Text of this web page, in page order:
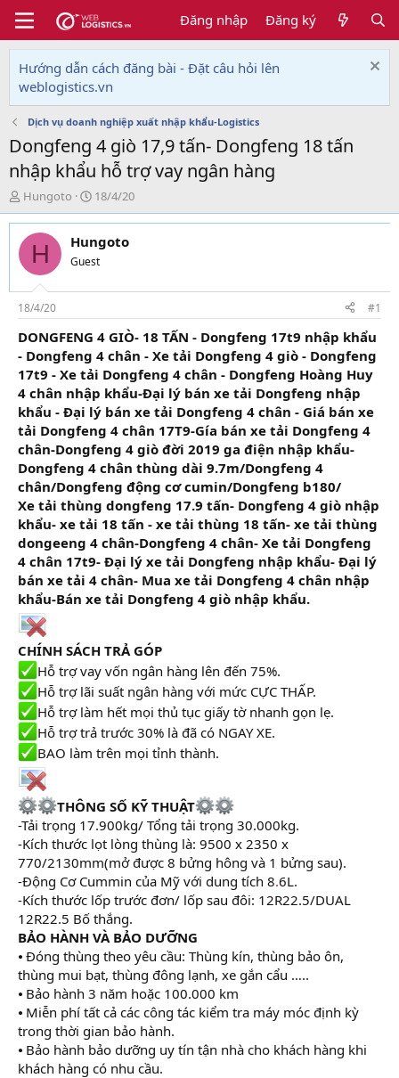
Đăng nhập Đăng ký
Hướng dẫn cách đăng bài - Đặt câu hỏi lên
weblogistics.vn
Dịch vụ doanh nghiệp xuất nhập khẩu-Logistics
Dongfeng 4 giò 17,9 tấn- Dongfeng 18 tấn
nhập khẩu hỗ trợ vay ngân hàng
T
h
r
e
d
s
t
a
r
e
r
Hungoto
N
g
à
y
g
i
18/4/20
H Hungoto
Guest
18/4/20 #1
DONGFENG 4 GIÒ- 18 TẤN - Dongfeng 17t9 nhập khẩu
- Dongfeng 4 chân - Xe tải Dongfeng 4 giò - Dongfeng
17t9 - Xe tải Dongfeng 4 chân - Dongfeng Hoàng Huy
4 chân nhập khẩu-Đại lý bán xe tải Dongfeng nhập
khẩu - Đại lý bán xe tải Dongfeng 4 chân - Giá bán xe
tải Dongfeng 4 chân 17T9-Gía bán xe tải Dongfeng 4
chân-Dongfeng 4 giò đời 2019 ga điện nhập khẩu-
Dongfeng 4 chân thùng dài 9.7m/Dongfeng 4
chân/Dongfeng động cơ cumin/Dongfeng b180/
Xe tải thùng dongfeng 17.9 tấn- Dongfeng 4 giò nhập
khẩu- xe tải 18 tấn - xe tải thùng 18 tấn- xe tải thùng
dongeeng 4 chân-Dongfeng 4 chân- Xe tải Dongfeng
4 chân 17t9- Đại lý xe tải Dongfeng nhập khẩu- Đại lý
bán xe tải 4 chân- Mua xe tải Dongfeng 4 chân nhập
khẩu-Bán xe tải Dongfeng 4 giò nhập khẩu.
CHÍNH SÁCH TRẢ GÓP
Hỗ trợ vay vốn ngân hàng lên đến 75%.
Hỗ trợ lãi suất ngân hàng với mức CỰC THẤP.
Hỗ trợ làm hết mọi thủ tục giấy tờ nhanh gọn lẹ.
Hỗ trợ trả trước 30% là đã có NGAY XE.
BAO làm trên mọi tỉnh thành.
THÔNG SỐ KỸ THUẬT
-Tải trọng 17.900kg/ Tổng tải trọng 30.000kg.
-Kích thước lọt lòng thùng là: 9500 x 2350 x
770/2130mm(mở được 8 bửng hông và 1 bửng sau).
-Động Cơ Cummin của Mỹ với dung tích 8.6L.
-Kích thước lốp trước đơn/ lốp sau đôi: 12R22.5/DUAL
12R22.5 Bố thắng.
BẢO HÀNH VÀ BẢO DƯỠNG
⦁ Đóng thùng theo yêu cầu: Thùng kín, thùng bảo ôn,
thùng mui bạt, thùng đông lạnh, xe gắn cẩu …..
⦁ Bảo hành 3 năm hoặc 100.000 km
⦁ Miễn phí tất cả các công tác kiểm tra máy móc định kỳ
trong thời gian bảo hành.
⦁ Bảo hành bảo dưỡng uy tín tận nhà cho khách hàng khi
khách hàng có nhu cầu.